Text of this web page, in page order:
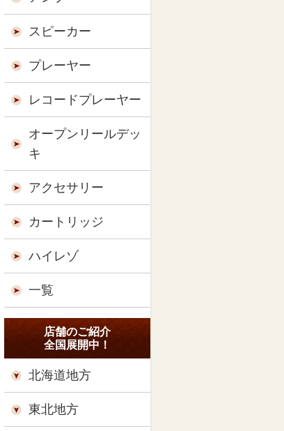
スピーカー
プレーヤー
レコードプレーヤー
オープンリールデッ
キ
アクセサリー
カートリッジ
ハイレゾ
一覧
店舗のご紹介
全国展開中！
北海道地方
東北地方